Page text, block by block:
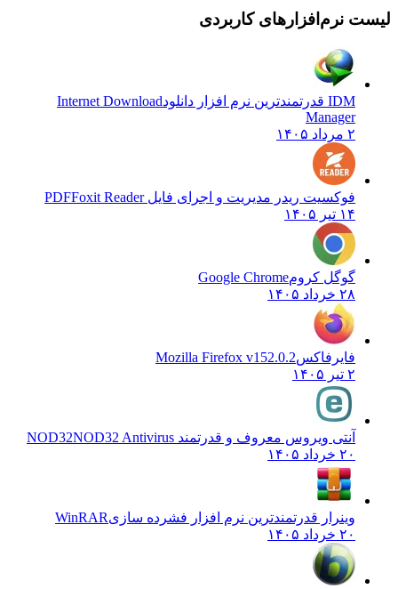
لیست نرم‌افزارهای کاربردی
IDM قدرتمندترین نرم افزار دانلود
Internet Download
Manager
۲ مرداد ۱۴۰۵
فوکسیت ریدر مدیریت و اجرای فایل PDFFoxit Reader
۱۴ تیر ۱۴۰۵
گوگل کرومGoogle Chrome
۲۸ خرداد ۱۴۰۵
فایرفاکسMozilla Firefox v152.0.2
۲ تیر ۱۴۰۵
آنتی ویروس معروف و قدرتمند NOD32 NOD32 Antivirus
۲۰ خرداد ۱۴۰۵
وینرار قدرتمندترین نرم افزار فشرده سازیWinRAR
۲۰ خرداد ۱۴۰۵